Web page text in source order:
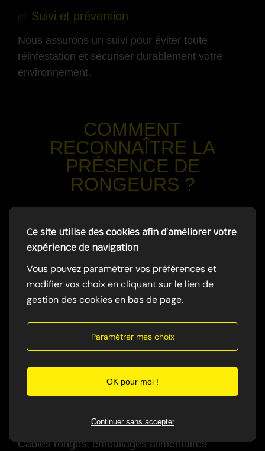
✅ Suivi et prévention
Nous assurons un suivi pour éviter toute
réinfestation et sécuriser durablement votre
environnement.
COMMENT
RECONNAÎTRE LA
PRÉSENCE DE
RONGEURS ?
✅ Bruits dans les murs ou plafonds
Grattements, déplacements, surtout la nuit.
crottes noires
traces de passage
odeur persistante
✅ Dégâts visibles
Câbles rongés, emballages alimentaires
Ce site utilise des cookies afin d’améliorer votre
expérience de navigation
Vous pouvez paramétrer vos préférences et
modifier vos choix en cliquant sur le lien de
gestion des cookies en bas de page.
Paramétrer mes choix
OK pour moi !
Continuer sans accepter